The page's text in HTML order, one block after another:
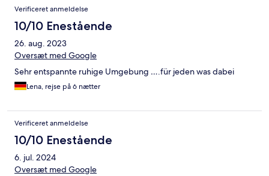
Verificeret anmeldelse
10/10 Enestående
26. aug. 2023
Oversæt med Google
Sehr entspannte ruhige Umgebung ….für jeden was dabei
Lena, rejse på 6 nætter
Verificeret anmeldelse
10/10 Enestående
6. jul. 2024
Oversæt med Google